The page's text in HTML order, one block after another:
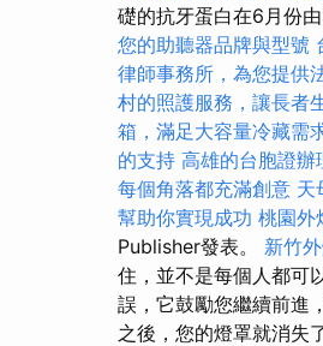
礎的抗牙蛋白在6月份
您的助聽器品牌與型號
律師事務所，為您提供
村的照護服務，讓長者
箱，滿足大容量冷藏需
的支持 高雄的台胞證辦
每個角落都充滿創意 天
幫助你實現成功 桃園外
Publisher發表。 新竹
住，並不是每個人都可
誤，它鼓勵您繼續前進
之後，您的燈罩就消失